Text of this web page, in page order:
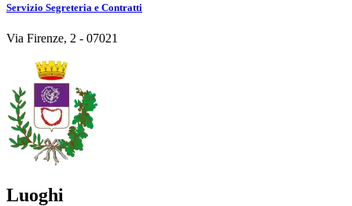
Servizio Segreteria e Contratti
Via Firenze, 2 - 07021
Luoghi